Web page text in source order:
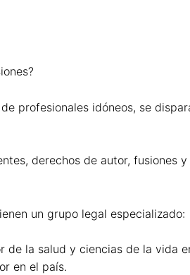
profesionales idóneos, se
derechos de autor, fusiones
un grupo legal especializado:
la salud y ciencias de la vida
en el país.